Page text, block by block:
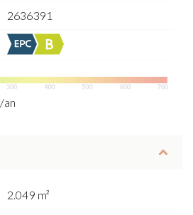
2636391
/an
2.049 m²